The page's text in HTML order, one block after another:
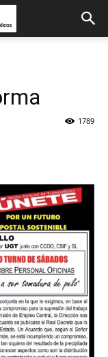
1789